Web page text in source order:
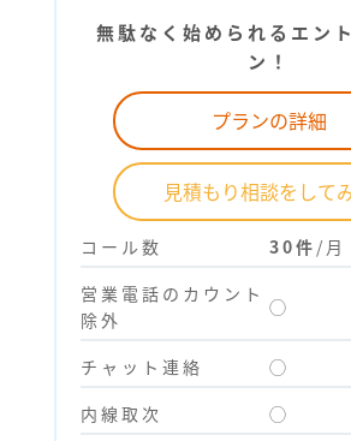
無駄なく始められるエン
ン！
プランの詳細
見積もり相談をして
コール数 30件 /月
営業電話のカウント
除外
◯
チャット連絡
◯
内線取次
◯